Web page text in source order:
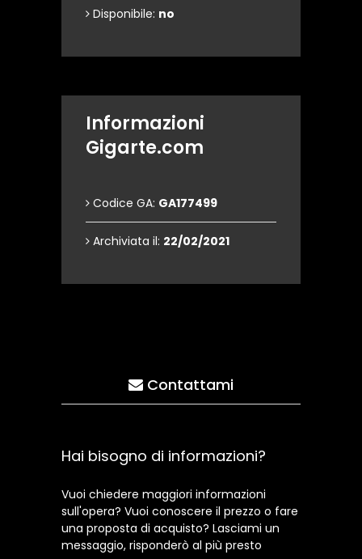
Disponibile: no
Informazioni
Gigarte.com
Codice GA: GA177499
Archiviata il: 22/02/2021
Contattami
Hai bisogno di informazioni?
Vuoi chiedere maggiori informazioni
sull'opera? Vuoi conoscere il prezzo o fare
una proposta di acquisto? Lasciami un
messaggio, risponderò al più presto